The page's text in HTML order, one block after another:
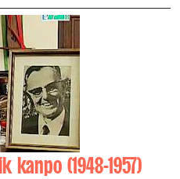
(1948-1957)